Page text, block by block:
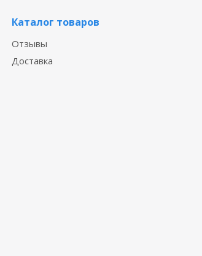
Каталог товаров
Отзывы
Доставка